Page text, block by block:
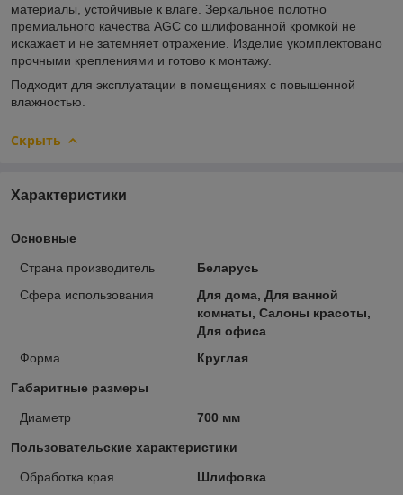
материалы, устойчивые к влаге. Зеркальное полотно
премиального качества AGC со шлифованной кромкой не
искажает и не затемняет отражение. Изделие укомплектовано
прочными креплениями и готово к монтажу.
Подходит для эксплуатации в помещениях с повышенной
влажностью.
Скрыть
Характеристики
Основные
Страна производитель
Беларусь
Сфера использования
Для дома, Для ванной
комнаты, Салоны красоты,
Для офиса
Форма
Круглая
Габаритные размеры
Диаметр 700 мм
Пользовательские характеристики
Обработка края
Шлифовка